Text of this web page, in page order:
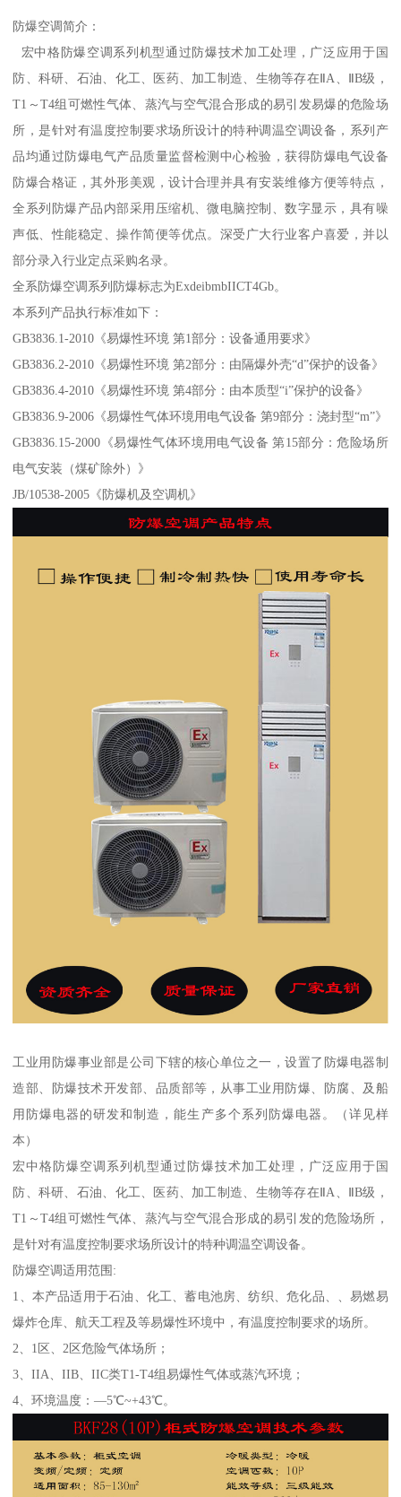
防爆空调简介：
宏中格防爆空调系列机型通过防爆技术加工处理，广泛应用于国
防、科研、石油、化工、医药、加工制造、生物等存在ⅡA、ⅡB级，
T1～T4组可燃性气体、蒸汽与空气混合形成的易引发易爆的危险场
所，是针对有温度控制要求场所设计的特种调温空调设备，系列产
品均通过防爆电气产品质量监督检测中心检验，获得防爆电气设备
防爆合格证，其外形美观，设计合理并具有安装维修方便等特点，
全系列防爆产品内部采用压缩机、微电脑控制、数字显示，具有噪
声低、性能稳定、操作简便等优点。深受广大行业客户喜爱，并以
部分录入行业定点采购名录。
全系防爆空调系列防爆标志为ExdeibmbIICT4Gb。
本系列产品执行标准如下：
GB3836.1-2010《易爆性环境 第1部分：设备通用要求》
GB3836.2-2010《易爆性环境 第2部分：由隔爆外壳“d”保护的设备》
GB3836.4-2010《易爆性环境 第4部分：由本质型“i”保护的设备》
GB3836.9-2006《易爆性气体环境用电气设备 第9部分：浇封型“m”》
GB3836.15-2000《易爆性气体环境用电气设备 第15部分：危险场所
电气安装（煤矿除外）》
JB/10538-2005《防爆机及空调机》
工业用防爆事业部是公司下辖的核心单位之一，设置了防爆电器制
造部、防爆技术开发部、品质部等，从事工业用防爆、防腐、及船
用防爆电器的研发和制造，能生产多个系列防爆电器。（详见样
本）
宏中格防爆空调系列机型通过防爆技术加工处理，广泛应用于国
防、科研、石油、化工、医药、加工制造、生物等存在ⅡA、ⅡB级，
T1～T4组可燃性气体、蒸汽与空气混合形成的易引发的危险场所，
是针对有温度控制要求场所设计的特种调温空调设备。
防爆空调适用范围:
1、本产品适用于石油、化工、蓄电池房、纺织、危化品、、易燃易
爆炸仓库、航天工程及等易爆性环境中，有温度控制要求的场所。
2、1区、2区危险气体场所；
3、IIA、IIB、IIC类T1-T4组易爆性气体或蒸汽环境；
4、环境温度：—5℃~+43℃。